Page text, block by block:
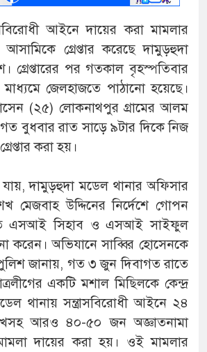
আইনে দায়ের করা মামলার
গ্রেপ্তার করেছে দামুড়হুদা
গ্রেপ্তারের পর গতকাল বৃহস্পতিবার
জেলহাজতে পাঠানো হয়েছে।
হোসেন (২৫) লোকনাথপুর গ্রামের আলম
বুধবার রাত সাড়ে ৯টার দিকে নিজ
করা হয়।
যায়, দামুড়হুদা মডেল থানার অফিসার
মেজবাহ উদ্দিনের নির্দেশে গোপন
এসআই সিহাব ও এসআই সাইফুল
করেন। অভিযানে সাব্বির হোসেনকে
পুলিশ জানায়, গত ৩ জুন দিবাগত রাতে
একটি মশাল মিছিলকে কেন্দ্র
থানায় সন্ত্রাসবিরোধী আইনে ২৪
আরও ৪০-৫০ জন অজ্ঞাতনামা
দায়ের করা হয়। ওই মামলার